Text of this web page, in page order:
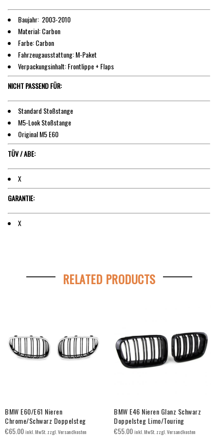
Baujahr: 2003-2010
Material: Carbon
Farbe: Carbon
Fahrzeugausstattung: M-Paket
Verpackungsinhalt: Frontlippe + Flaps
NICHT PASSEND FÜR:
Standard Stoßstange
M5-Look Stoßstange
Original M5 E60
TÜV / ABE:
X
GARANTIE:
X
RELATED PRODUCTS
BMW E60/E61 Nieren
Chrome/Schwarz Doppelsteg
€65.00inkl. MwSt. zzgl. Versandkosten
BMW E46 Nieren Glanz Schwarz
Doppelsteg Limo/Touring
€55.00inkl. MwSt. zzgl. Versandkosten